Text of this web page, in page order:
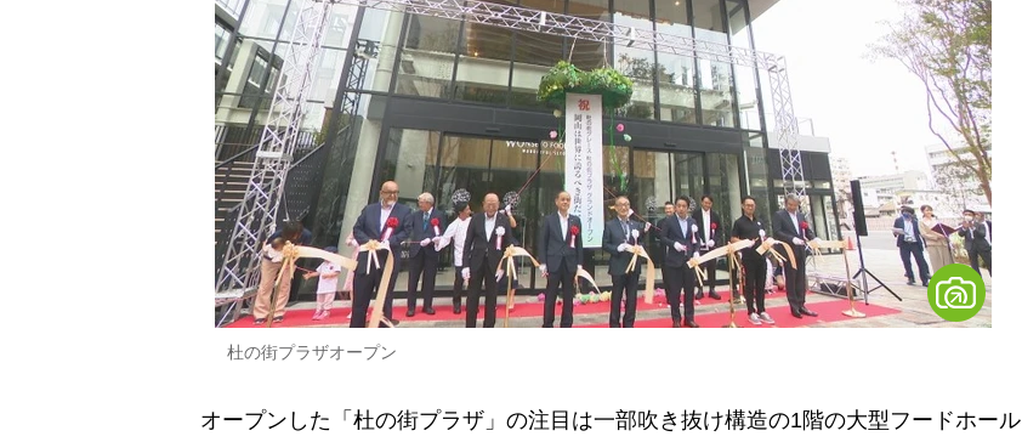
杜の街プラザオープン
オープンした「杜の街プラザ」の注目は一部吹き抜け構造の1階の大型フードホール